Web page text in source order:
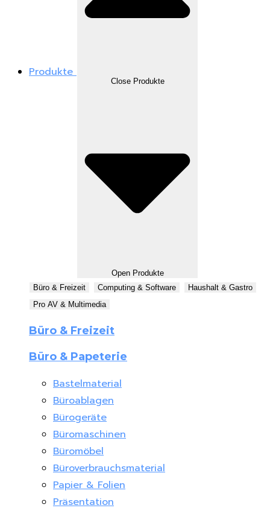
Produkte
Close Produkte
Open Produkte
Büro & Freizeit
Computing & Software
Haushalt & Gastro
Pro AV & Multimedia
Büro & Freizeit
Büro & Papeterie
Bastelmaterial
Büroablagen
Bürogeräte
Büromaschinen
Büromöbel
Büroverbrauchsmaterial
Papier & Folien
Präsentation